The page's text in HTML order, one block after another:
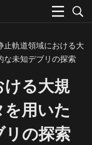
止軌道領域における大
な未知デブリの探索
る大規
用いた
の探索